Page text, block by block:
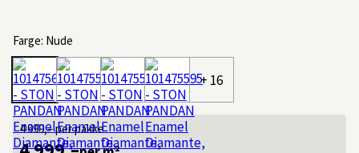
Farge: Nude
+ 16
4 999,–per pakke